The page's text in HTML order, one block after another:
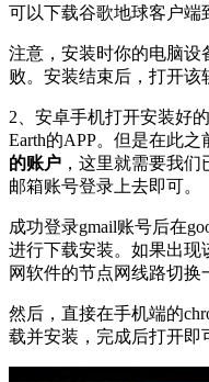
可以下载谷歌地球客户端
注意，安装时你的电脑设
败。安装结束后，打开该
2、安卓手机打开安装好
Earth的APP。但是在此之
的账户 ，这里就需要我
邮箱账号登录上去即可。
成功登录gmail账号后在
进行下载安装。如果出现
网软件的节点网线路切换
然后，直接在手机端的
载并安装，完成后打开即